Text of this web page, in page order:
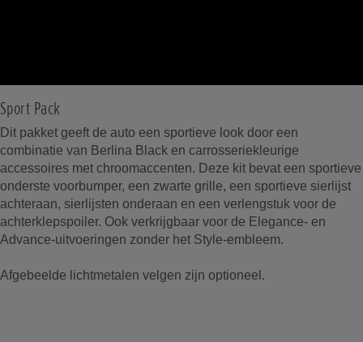
Sport Pack
Dit pakket geeft de auto een sportieve look door een
combinatie van Berlina Black en carrosseriekleurige
accessoires met chroomaccenten. Deze kit bevat een sportieve
onderste voorbumper, een zwarte grille, een sportieve sierlijst
achteraan, sierlijsten onderaan en een verlengstuk voor de
achterklepspoiler. Ook verkrijgbaar voor de Elegance- en
Advance-uitvoeringen zonder het Style-embleem.
Afgebeelde lichtmetalen velgen zijn optioneel.